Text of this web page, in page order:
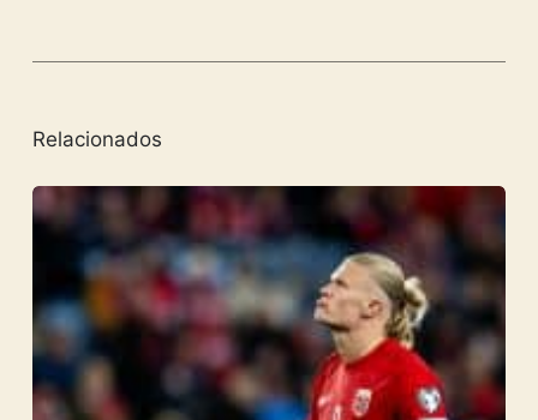
Relacionados